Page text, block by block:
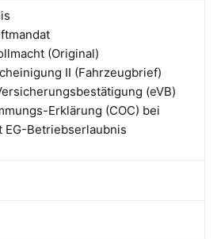
(Original)
II (Fahrzeugbrief)
(eVB)
Erklärung (COC) bei
EG-Betriebserlaubnis